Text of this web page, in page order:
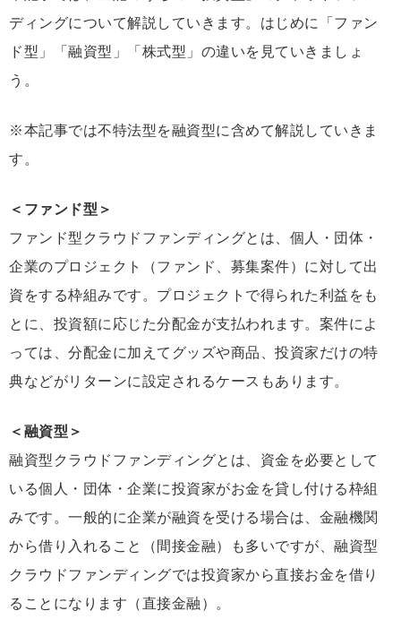
ディングについて解説していきます。はじめに「ファン
ド型」「融資型」「株式型」の違いを見ていきましょ
う。
※本記事では不特法型を融資型に含めて解説していきま
す。
＜ファンド型＞
ファンド型クラウドファンディングとは、個人・団体・
企業のプロジェクト（ファンド、募集案件）に対して出
資をする枠組みです。プロジェクトで得られた利益をも
とに、投資額に応じた分配金が支払われます。案件によ
っては、分配金に加えてグッズや商品、投資家だけの特
典などがリターンに設定されるケースもあります。
＜融資型＞
融資型クラウドファンディングとは、資金を必要として
いる個人・団体・企業に投資家がお金を貸し付ける枠組
みです。一般的に企業が融資を受ける場合は、金融機関
から借り入れること（間接金融）も多いですが、融資型
クラウドファンディングでは投資家から直接お金を借り
ることになります（直接金融）。